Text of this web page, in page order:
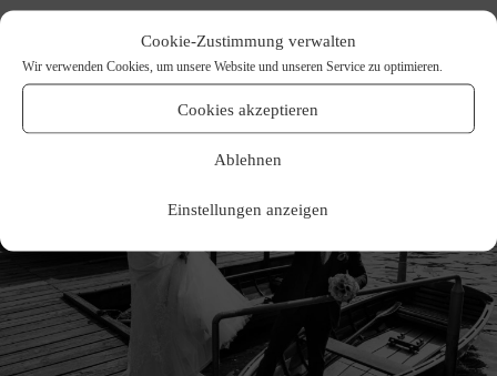
Cookie-Zustimmung verwalten
Wir verwenden Cookies, um unsere Website und unseren Service zu optimieren.
Cookies akzeptieren
Ablehnen
Einstellungen anzeigen